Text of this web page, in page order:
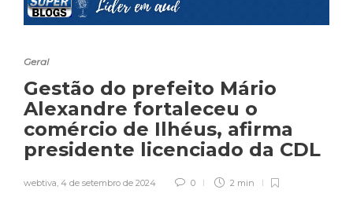
Geral
Gestão do prefeito Mário
Alexandre fortaleceu o
comércio de Ilhéus, afirma
presidente licenciado da CDL
webtiva, 4 de setembro de 2024 0 2 min